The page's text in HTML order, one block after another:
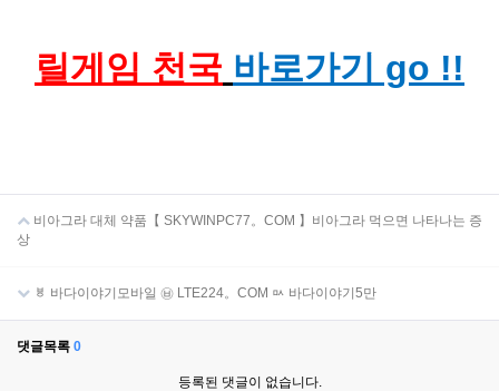
릴게임 천국 바로가기 go !!
비아그라 대체 약품【 SKYWINPC77。COM 】비아그라 먹으면 나타나는 증
상
ㅸ 바다이야기모바일 ㉥ LTE224。COM ㅯ 바다이야기5만
댓글목록 0
등록된 댓글이 없습니다.